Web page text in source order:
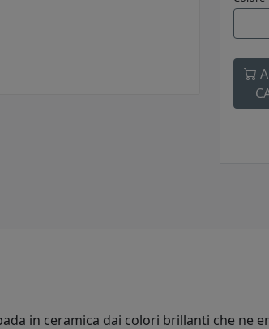
in ceramica dai colori brillanti che ne